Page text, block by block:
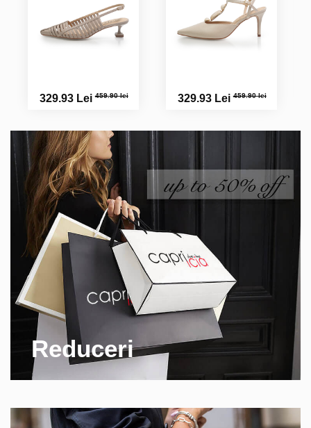
329.93 Lei459.90 lei 329.93 Lei459.90 lei
Reduceri